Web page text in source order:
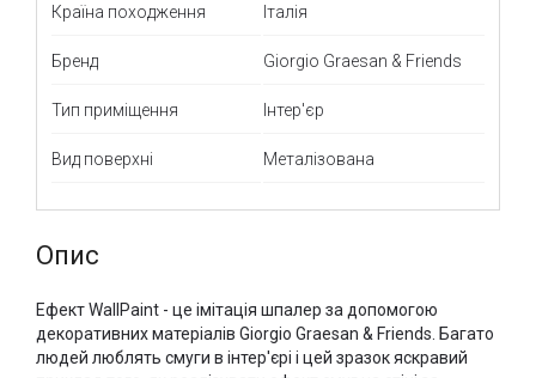
Країна походження Італія
Бренд Giorgio Graesan & Friends
Тип приміщення Інтер'єр
Вид поверхні Металізована
Опис
Ефект WallPaint - це імітація шпалер за допомогою
декоративних матеріалів Giorgio Graesan & Friends. Багато
людей люблять смуги в інтер'єрі і цей зразок яскравий